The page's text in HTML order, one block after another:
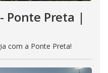
Ponte Preta |
com a Ponte Preta!